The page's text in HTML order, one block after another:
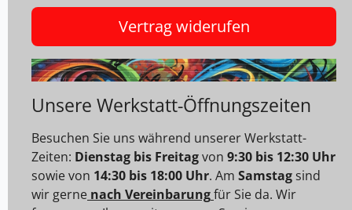
Vertrag widerufen
Unsere Werkstatt-Öffnungszeiten
Besuchen Sie uns während unserer Werkstatt-
Zeiten: Dienstag bis Freitagvon 9:30 bis 12:30 Uhr
sowie von 14:30 bis 18:00 Uhr. Am Samstag sind
wir gerne nach Vereinbarungfür Sie da. Wir